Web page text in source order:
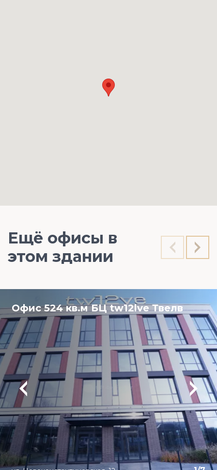
Ещё офисы в
этом здании
Офис 524 кв.м БЦ tw12lve Твелв